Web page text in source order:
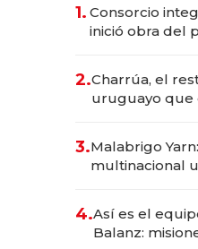
1. Consorcio
inició obra del
millones
2.Charrúa, el
uruguayo que
anticipación y
3.Malabrigo
multinacional
4.Así es el
Balanz: